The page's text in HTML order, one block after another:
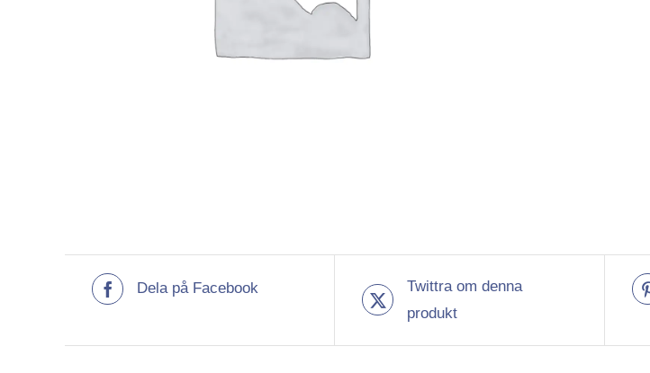
Dela på Facebook
Twittra om denna
produkt